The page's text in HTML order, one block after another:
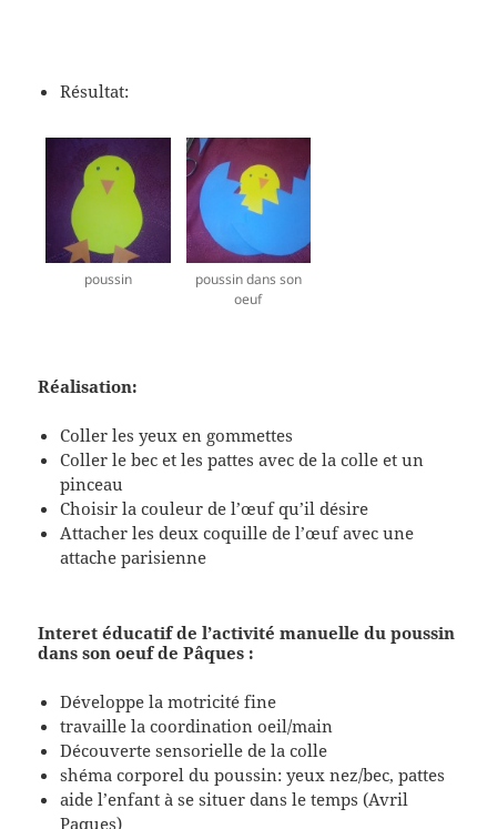
Résultat:
poussin
poussin dans son
oeuf
Réalisation:
Coller les yeux en gommettes
Coller le bec et les pattes avec de la colle et un
pinceau
Choisir la couleur de l’œuf qu’il désire
Attacher les deux coquille de l’œuf avec une
attache parisienne
Interet éducatif de l’activité manuelle du poussin
dans son oeuf de Pâques :
Développe la motricité fine
travaille la coordination oeil/main
Découverte sensorielle de la colle
shéma corporel du poussin: yeux nez/bec, pattes
aide l’enfant à se situer dans le temps (Avril
Paques)